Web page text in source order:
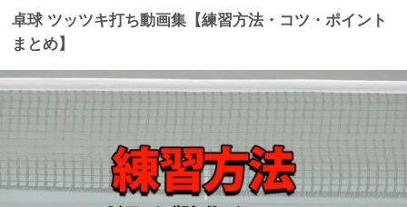
卓球 ツッツキ打ち動画集【練習方法・コツ・ポイント
まとめ】